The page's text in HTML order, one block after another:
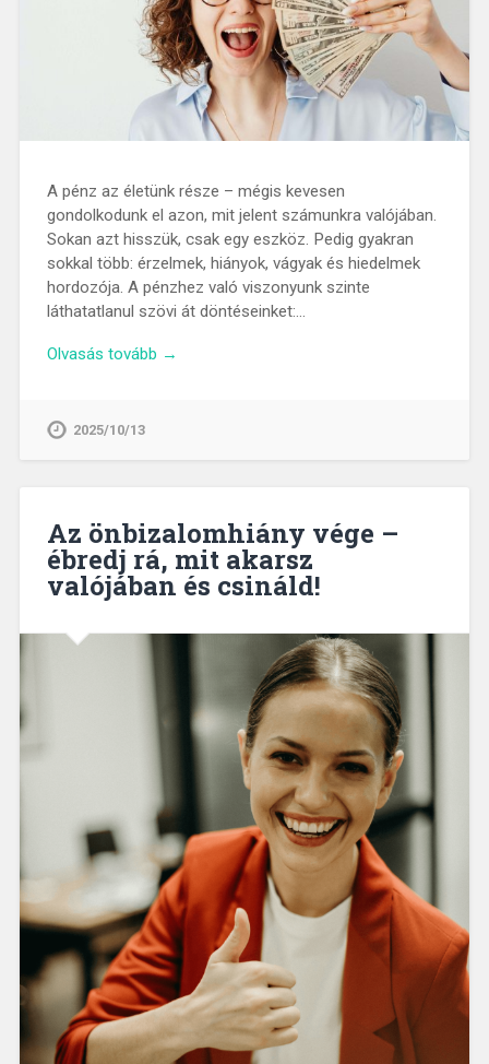
A pénz az életünk része – mégis kevesen
gondolkodunk el azon, mit jelent számunkra valójában.
Sokan azt hisszük, csak egy eszköz. Pedig gyakran
sokkal több: érzelmek, hiányok, vágyak és hiedelmek
hordozója. A pénzhez való viszonyunk szinte
láthatatlanul szövi át döntéseinket:…
Olvasás tovább →
2025/10/13
Az önbizalomhiány vége –
ébredj rá, mit akarsz
valójában és csináld!